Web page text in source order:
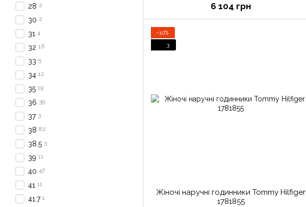
6 104 грн
−10%
3
Жіночі наручні годинники Tommy Hilfiger
1781855
28 2
30 2
31 4
32 16
33 5
34 12
35 19
36 39
37 3
38 82
38.5 3
39 11
40 47
41 11
41.7 1